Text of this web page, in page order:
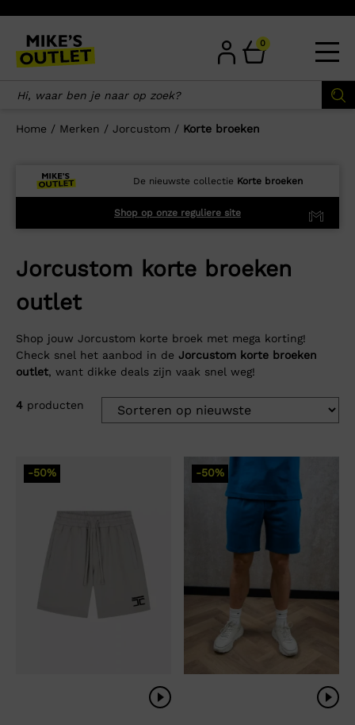
content
0
Home / Merken / Jorcustom / Korte broeken
De nieuwste collectie Korte broeken
Shop op onze reguliere site
Jorcustom korte broeken
outlet
Shop jouw Jorcustom korte broek met mega korting!
Check snel het aanbod in de Jorcustom korte broeken
outlet, want dikke deals zijn vaak snel weg!
4 producten
-50% -50%